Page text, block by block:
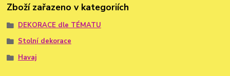
Zboží zařazeno v kategoriích
DEKORACE dle TÉMATU
Stolní dekorace
Havaj